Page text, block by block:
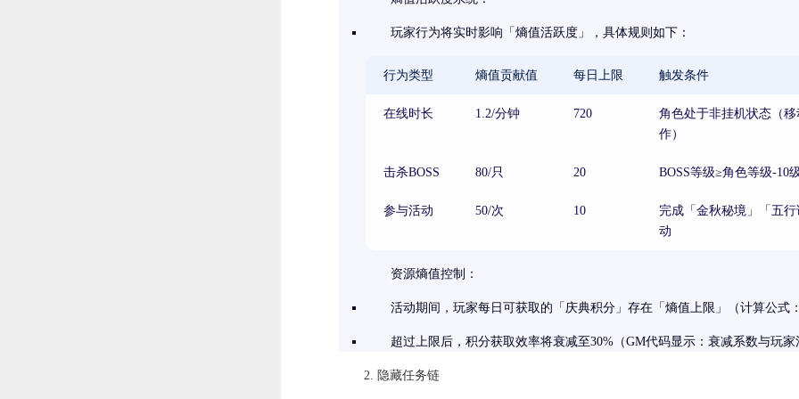
玩家行为将实时影响「熵值活跃度」，具体规则如下：
行为类型 熵值贡献值 每日上限 触发条件
在线时长 1.2/分钟 720
角色处于非挂机状态（
作）
击杀BOSS 80/只 20 BOSS等级≥角色等级-10
参与活动 50/次 10
完成「金秋秘境」「五
动
资源熵值控制：
活动期间，玩家每日可获取的「庆典积分」存在「熵值上限」（计算公式
超过上限后，积分获取效率将衰减至30%（GM代码显示：衰减系数与玩
2. 隐藏任务链